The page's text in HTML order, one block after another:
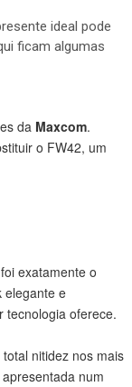
ideal pode
ficam algumas
da Maxcom.
o FW42, um
exatamente o
elegante e
tecnologia oferece.
nitidez nos mais
num